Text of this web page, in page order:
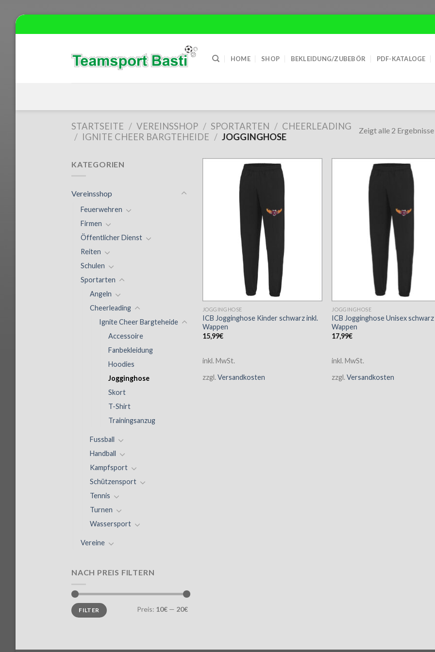
Skip
to
HOME SHOP BEKLEIDUNG/ZUBEBÖR PDF-KATALOGE
STARTSEITE / VEREINSSHOP / SPORTARTEN / CHEERLEADING
/ IGNITE CHEER BARGTEHEIDE / JOGGINGHOSE
Zeigt alle 2 Ergebnisse
KATEGORIEN
Vereinsshop
Feuerwehren
Firmen
Öffentlicher Dienst
Reiten
Schulen
Sportarten
Angeln
Cheerleading
Ignite Cheer Bargteheide
Accessoire
Fanbekleidung
Hoodies
Jogginghose
Skort
T-Shirt
Trainingsanzug
Fussball
Handball
Kampfsport
Schützensport
Tennis
Turnen
Wassersport
Vereine
NACH PREIS FILTERN
FILTER Preis: 10€ — 20€
JOGGINGHOSE
ICB Jogginghose Kinder schwarz inkl.
Wappen
15,99€
inkl. MwSt.
zzgl. Versandkosten
JOGGINGHOSE
ICB Jogginghose Unisex schwarz
Wappen
17,99€
inkl. MwSt.
zzgl.Versandkosten